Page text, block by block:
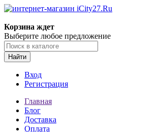
Корзина ждет
Выберите любое предложение
Найти
Вход
Регистрация
Главная
Блог
Доставка
Оплата